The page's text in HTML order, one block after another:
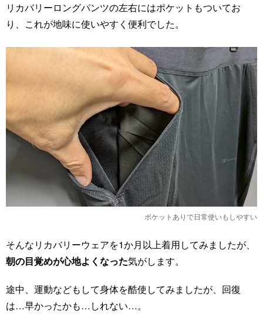
リカバリーロングパンツの左右にはポケットもついてお
り、これが地味に使いやすく便利でした。
ポケットありで日常使いもしやすい
そんなリカバリーウェアを1か月以上着用してみましたが、
朝の目覚めが心地よくなった気がします。
途中、運動などもして身体を酷使してみましたが、回復
は…早かったかも…しれない…。